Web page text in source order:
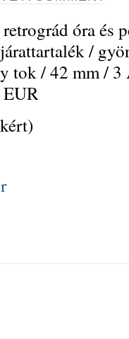
óra és
/
tok / 42 mm /